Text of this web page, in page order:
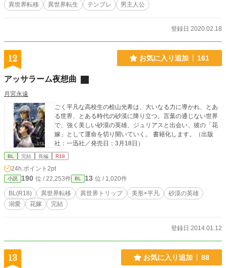
異世界転移
異世界転生 テンプレ 男主人公
登録日 2020.02.18
12 お気に入り追加 161
アッサラーム夜想曲
月宮永遠
ごく平凡な高校生の桧山光希は、大いなる力に導かれ、とあ
る世界、とある時代の砂漠に降り立つ。言葉の通じない世界
で、強く美しい砂漠の英雄、ジュリアスと出会い、彼の「花
嫁」として運命を切り開いていく。 書籍化します。（出版
社：一迅社／発売日：3月18日）
BL 完結 長編 R18
24h.ポイント 2pt
小説 190 位 / 22,253件 BL 13 位 / 1,020件
BL(R18) 異世界転移 異世界トリップ 美形×平凡
砂漠の英雄
溺愛
花嫁 完結
登録日 2014.01.12
13 お気に入り追加 88